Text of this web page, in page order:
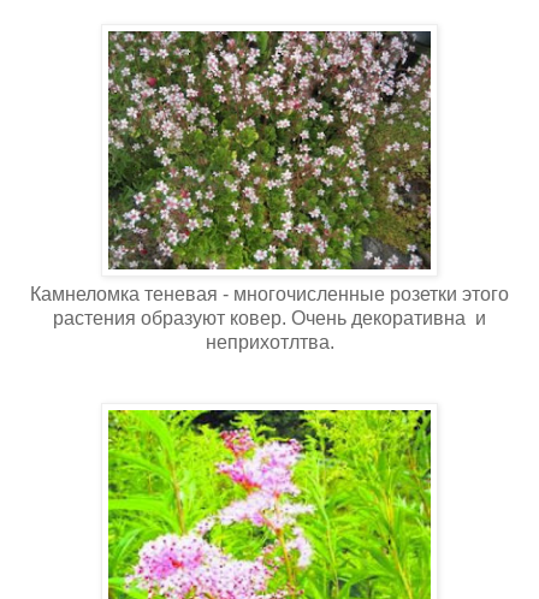
Камнеломка теневая - многочисленные розетки этого
растения образуют ковер. Очень декоративна и
неприхотлтва.